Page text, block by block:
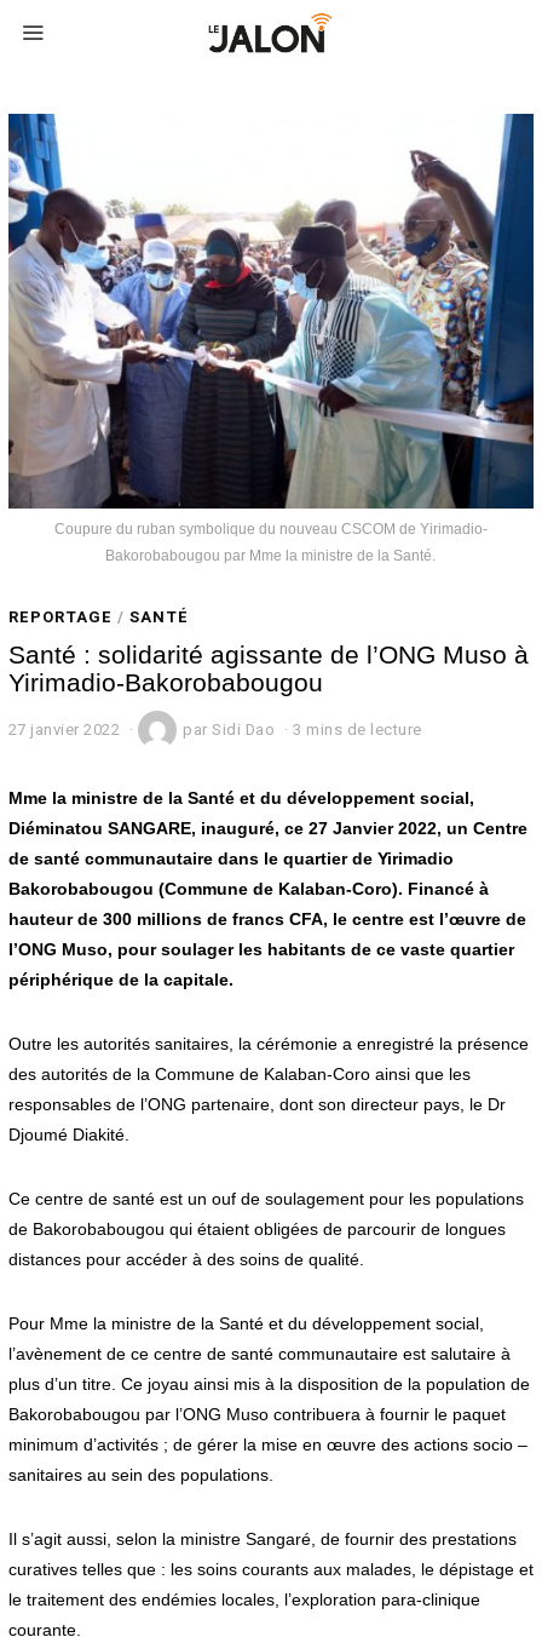
Coupure du ruban symbolique du nouveau CSCOM de Yirimadio-
Bakorobabougou par Mme la ministre de la Santé.
REPORTAGE / SANTÉ
Santé : solidarité agissante de l’ONG Muso à
Yirimadio-Bakorobabougou
27 janvier 2022
a
n
v
i
e
r
2
0
2
2
parSidi Dao 3 mins de lecture
Mme la ministre de la Santé et du développement social,
Diéminatou SANGARE, inauguré, ce 27 Janvier 2022, un Centre
de santé communautaire dans le quartier de Yirimadio
Bakorobabougou (Commune de Kalaban-Coro). Financé à
hauteur de 300 millions de francs CFA, le centre est l’œuvre de
l’ONG Muso, pour soulager les habitants de ce vaste quartier
périphérique de la capitale.
Outre les autorités sanitaires, la cérémonie a enregistré la présence
des autorités de la Commune de Kalaban-Coro ainsi que les
responsables de l’ONG partenaire, dont son directeur pays, le Dr
Djoumé Diakité.
Ce centre de santé est un ouf de soulagement pour les populations
de Bakorobabougou qui étaient obligées de parcourir de longues
distances pour accéder à des soins de qualité.
Pour Mme la ministre de la Santé et du développement social,
l’avènement de ce centre de santé communautaire est salutaire à
plus d’un titre. Ce joyau ainsi mis à la disposition de la population de
Bakorobabougou par l’ONG Muso contribuera à fournir le paquet
minimum d’activités ; de gérer la mise en œuvre des actions socio –
sanitaires au sein des populations.
Il s’agit aussi, selon la ministre Sangaré, de fournir des prestations
curatives telles que : les soins courants aux malades, le dépistage et
le traitement des endémies locales, l’exploration para-clinique
courante.